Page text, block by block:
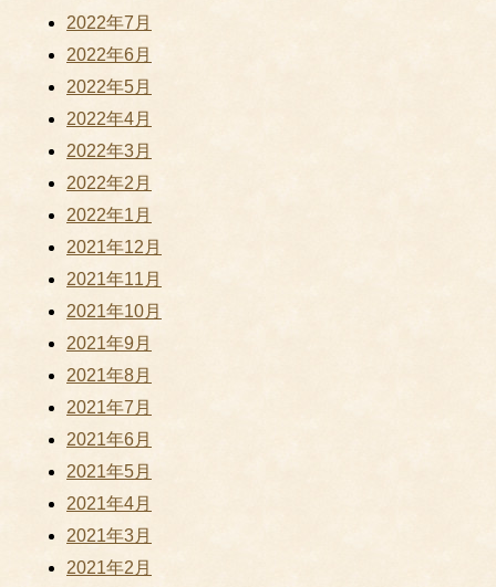
2022年7月
2022年6月
2022年5月
2022年4月
2022年3月
2022年2月
2022年1月
2021年12月
2021年11月
2021年10月
2021年9月
2021年8月
2021年7月
2021年6月
2021年5月
2021年4月
2021年3月
2021年2月